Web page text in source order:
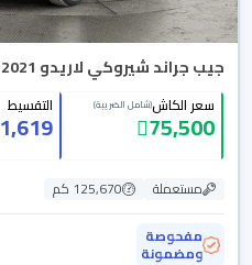
جيب جراند شيروكي لاريدو 2021 دبل
سعر الكاش(شامل الضريبة)
75,500
التقسيط
1,619
مستعملة
125,670 كم
مفحوصة
ومضمونة